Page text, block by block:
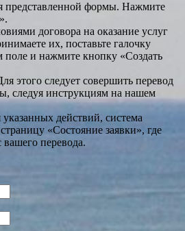
представленной формы. Нажмите
договора на оказание услуг
их, поставьте галочку
поле и нажмите кнопку «Создать
этого следует совершить перевод
следуя инструкциям на нашем
действий, система
«Состояние заявки», где
вашего перевода.